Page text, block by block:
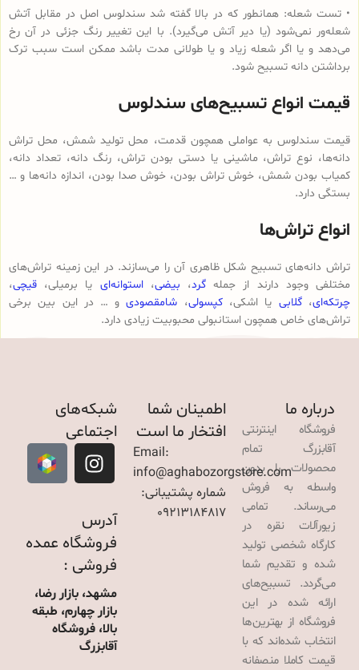
• تست شعله: همانطور که در بالا گفته شد سندلوس اصل در مقابل آتش
شعله‌ور نمی‌شود (یا دیر آتش می‌گیرد). با این تغییر رنگ جزئی در آن رخ
می‌دهد و یا اگر شعله زیاد و یا طولانی مدت باشد ممکن است سبب ترک
برداشتن دانه تسبیح شود.
قیمت انواع تسبیح‌های سندلوس
قیمت سندلوس به عواملی همچون قدمت، محل تولید شمش، محل تراش
دانه‌ها، نوع تراش، ماشینی یا دستی بودن تراش، رنگ دانه، تعداد دانه،
کمیاب بودن شمش، خوش تراش بودن، خوش صدا بودن، اندازه دانه‌ها و …
بستگی دارد.
انواع تراش‌ها
تراش دانه‌های تسبیح شکل ظاهری آن را می‌سازند. در این زمینه تراش‌های
مختلفی وجود دارند از جمله گرد، بیضی،استوانه‌ای یا برمیلی، قیچی،
چرتکه‌ای،گلابی یا اشکی،کپسولی، شامقصودیو … در این بین برخی
تراش‌های خاص همچون استانبولی محبوبیت زیادی دارد.
درباره ما
فروشگاه اینترنتی
آقابزرگ تمام
محصولات را بدون
واسطه به فروش
می‌رساند. تمامی
زیورآلات نقره در
کارگاه شخصی تولید
شده و تقدیم شما
می‌گردد. تسبیح‌های
ارائه شده در این
فروشگاه از بهترین‌ها
انتخاب شده‌اند که با
قیمت کاملا منصفانه
اطمینان شما
افتخار ما است
Email:
info@aghabozorgstore.com
شماره پشتیبانی:
09213184817
شبکه‌های
اجتماعی
آدرس
فروشگاه عمده
فروشی :
مشهد، بازار رضا،
بازار چهارم، طبقه
بالا، فروشگاه
آقابزرگ